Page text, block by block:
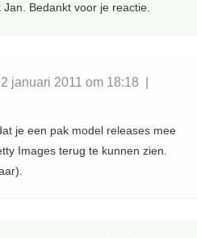
Bedankt voor je reactie.
januari 2011 om 18:18 |
je een pak model releases mee
Images terug te kunnen zien.